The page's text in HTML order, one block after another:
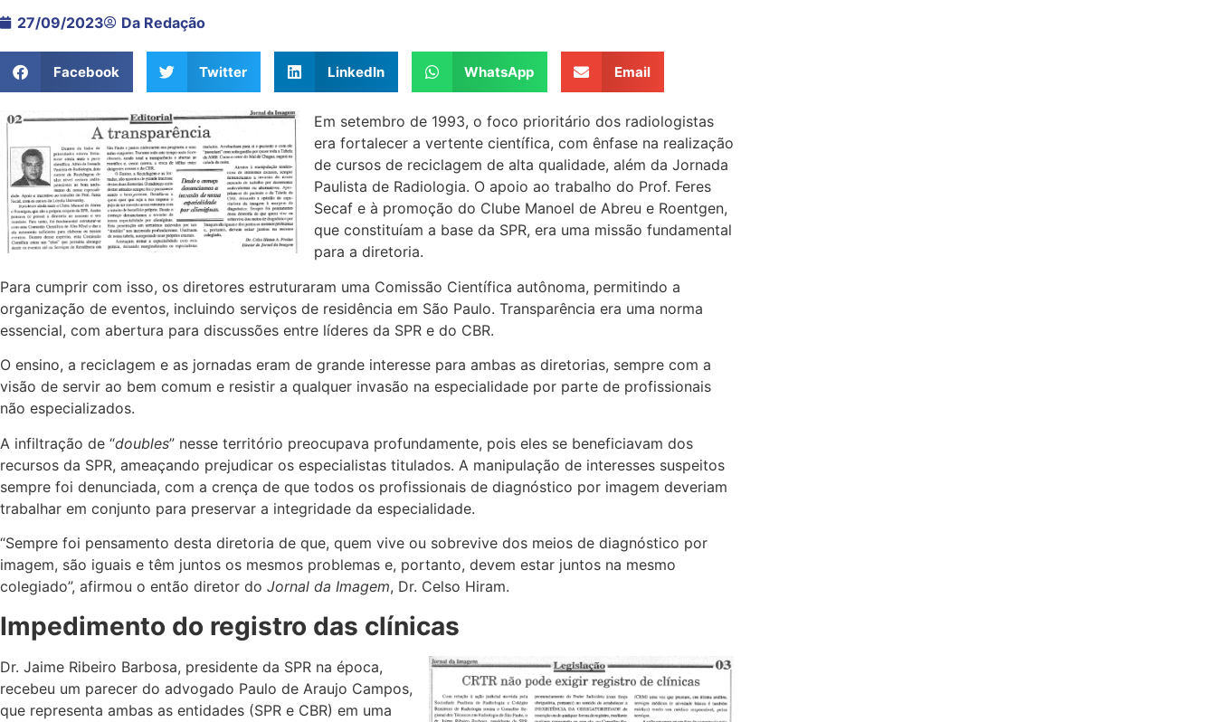
27/09/2023 Da Redação
Facebook Twitter LinkedIn WhatsApp Email
Em setembro de 1993, o foco prioritário dos radiologistas
era fortalecer a vertente científica, com ênfase na realização
de cursos de reciclagem de alta qualidade, além da Jornada
Paulista de Radiologia. O apoio ao trabalho do Prof. Feres
Secaf e à promoção do Clube Manoel de Abreu e Roentgen,
que constituíam a base da SPR, era uma missão fundamental
para a diretoria.
Para cumprir com isso, os diretores estruturaram uma Comissão Científica autônoma, permitindo a
organização de eventos, incluindo serviços de residência em São Paulo. Transparência era uma norma
essencial, com abertura para discussões entre líderes da SPR e do CBR.
O ensino, a reciclagem e as jornadas eram de grande interesse para ambas as diretorias, sempre com a
visão de servir ao bem comum e resistir a qualquer invasão na especialidade por parte de profissionais
não especializados.
A infiltração de “doubles” nesse território preocupava profundamente, pois eles se beneficiavam dos
recursos da SPR, ameaçando prejudicar os especialistas titulados. A manipulação de interesses suspeitos
sempre foi denunciada, com a crença de que todos os profissionais de diagnóstico por imagem deveriam
trabalhar em conjunto para preservar a integridade da especialidade.
“Sempre foi pensamento desta diretoria de que, quem vive ou sobrevive dos meios de diagnóstico por
imagem, são iguais e têm juntos os mesmos problemas e, portanto, devem estar juntos na mesmo
colegiado”, afirmou o então diretor do Jornal da Imagem, Dr. Celso Hiram.
Impedimento do registro das clínicas
Dr. Jaime Ribeiro Barbosa, presidente da SPR na época,
recebeu um parecer do advogado Paulo de Araujo Campos,
que representa ambas as entidades (SPR e CBR) em uma